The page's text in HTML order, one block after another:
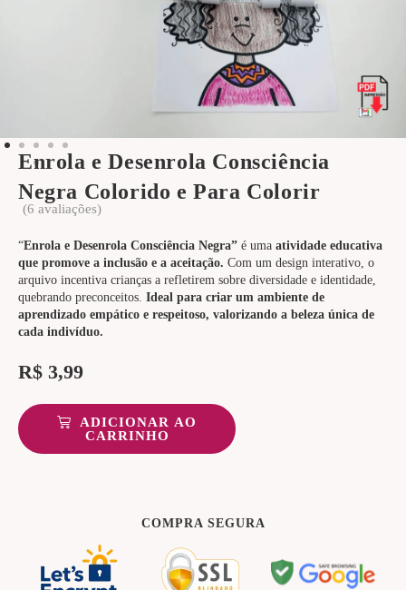
Enrola e Desenrola Consciência
Negra Colorido e Para Colorir
(6 avaliações)
“Enrola e Desenrola Consciência Negra” é uma atividade educativa
que promove a inclusão e a aceitação. Com um design interativo, o
arquivo incentiva crianças a refletirem sobre diversidade e identidade,
quebrando preconceitos. Ideal para criar um ambiente de
aprendizado empático e respeitoso, valorizando a beleza única de
cada indivíduo.
R$ 3,99
ADICIONAR AO
CARRINHO
COMPRA SEGURA